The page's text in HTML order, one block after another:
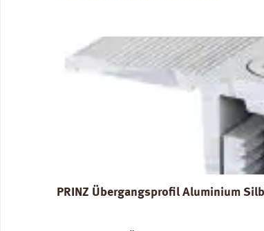
PRINZ Übergangsprofil Aluminium